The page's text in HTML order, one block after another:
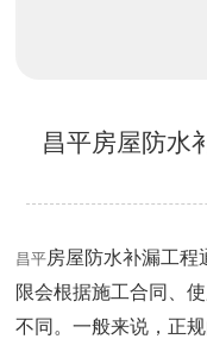
昌平房屋防水
昌平房屋防水补漏工程
限会根据施工合同、
不同。一般来说，正